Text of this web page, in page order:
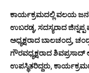
ಕಾರ್ಯಕ್ರಮದಲ್ಲಿ ವಲಯ
ಉಬರಡ್ಕ, ಸದಸ್ಯರಾದ ಜಿನ್ನಪ್ಪ
ಅಧ್ಯಕ್ಷರಾದ ಬಾಲಚಂದ್ರ,
ಗೌರವಧ್ಯಕ್ಷರಾದ
ಉಪಸ್ಥಿತರಿದ್ದರು,